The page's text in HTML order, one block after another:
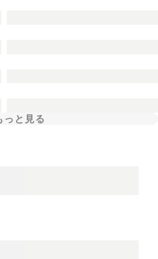
っと見る